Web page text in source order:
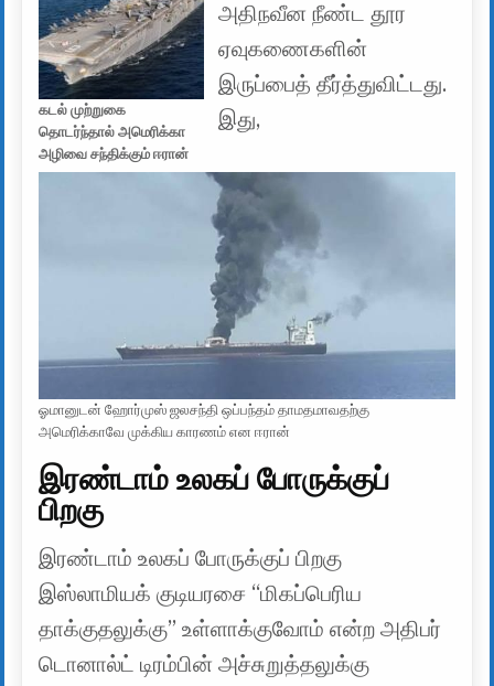
கடல் முற்றுகை
தொடர்ந்தால் அமெரிக்கா
அழிவை சந்திக்கும் ஈரான்
அதிநவீன நீண்ட தூர
ஏவுகணைகளின்
இருப்பைத் தீர்த்துவிட்டது.
இது,
ஓமானுடன் ஹோர்முஸ் ஜலசந்தி ஒப்பந்தம் தாமதமாவதற்கு
அமெரிக்காவே முக்கிய காரணம் என ஈரான்
இரண்டாம் உலகப் போருக்குப்
பிறகு
இரண்டாம் உலகப் போருக்குப் பிறகு
இஸ்லாமியக் குடியரசை “மிகப்பெரிய
தாக்குதலுக்கு” உள்ளாக்குவோம் என்ற அதிபர்
டொனால்ட் டிரம்பின் அச்சுறுத்தலுக்கு